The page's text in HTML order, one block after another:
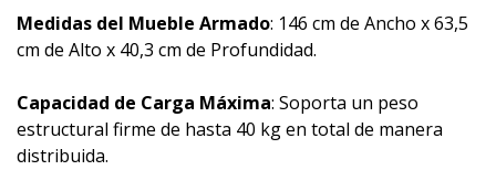
Medidas del Mueble Armado: 146 cm de Ancho x 63,5
cm de Alto x 40,3 cm de Profundidad.
Capacidad de Carga Máxima: Soporta un peso
estructural firme de hasta 40 kg en total de manera
distribuida.